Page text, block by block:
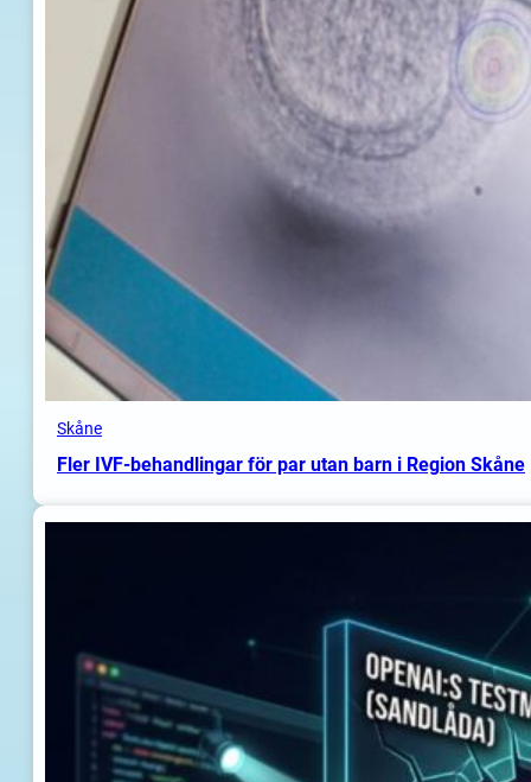
Skåne
Fler IVF-behandlingar för par utan barn i Region Skåne